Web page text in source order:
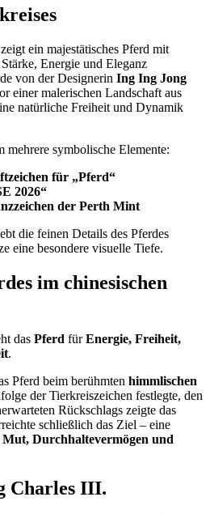
ein majestätisches Pferd mit
Energie und Eleganz
von der Designerin Ing Ing Jong
einer malerischen Landschaft aus
natürliche Freiheit und Dynamik
mehrere symbolische Elemente:
für „Pferd“
2026“
der Perth Mint
die feinen Details des Pferdes
eine besondere visuelle Tiefe.
im chinesischen
das Pferd fürEnergie, Freiheit,
.
Pferd beim berühmten himmlischen
der Tierkreiszeichen festlegte, den
Rückschlags zeigte das
schließlich das Ziel – eine
Mut, Durchhaltevermögen und
Charles III.